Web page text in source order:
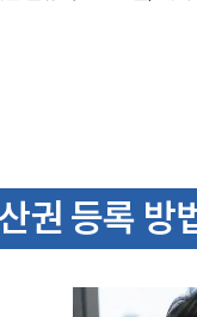
권 등록 방